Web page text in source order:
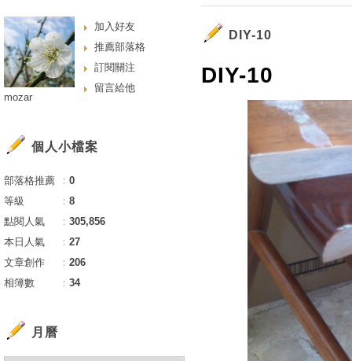
DIY-10
DIY-10
加入好友
推薦部落格
訂閱關注
留言給他
mozar
個人小檔案
部落格推薦 ： 0
等級
： 8
點閱人氣
： 305,856
本日人氣
： 27
文章創作
： 206
相簿數
： 34
月曆